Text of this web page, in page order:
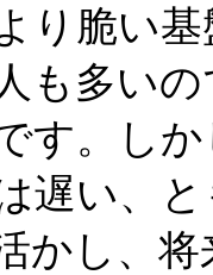
り脆い
も多い
す。し
遅い、
かし、